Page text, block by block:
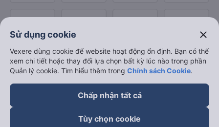
Sử dụng cookie close
Vexere dùng cookie để website hoạt động ổn định. Bạn có thể
xem chi tiết hoặc thay đổi lựa chọn bất kỳ lúc nào trong phần
Quản lý cookie. Tìm hiểu thêm trong Chính sách Cookie.
Chấp nhận tất cả
Tùy chọn cookie